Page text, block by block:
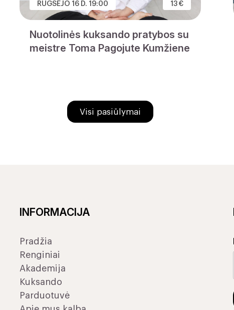
RUGSĖJO 16 D. 19:00 13 €
Nuotolinės kuksando pratybos su
meistre Toma Pagojute Kumžiene
Visi pasiūlymai
INFORMACIJA
Pradžia
Renginiai
Akademija
Kuksando
Parduotuvė